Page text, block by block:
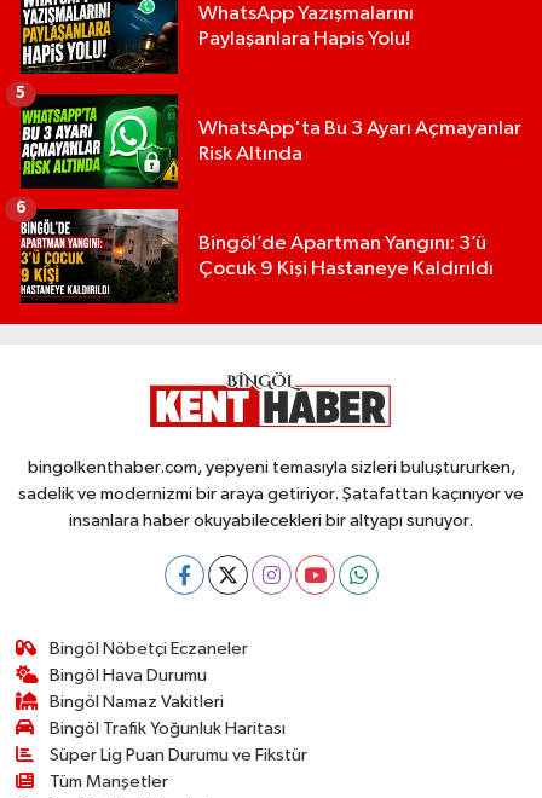
WhatsApp Yazışmalarını
Paylaşanlara Hapis Yolu!
WhatsApp'ta Bu 3 Ayarı Açmayanlar
Risk Altında
5
Bingöl’de Apartman Yangını: 3’ü
Çocuk 9 Kişi Hastaneye Kaldırıldı
6
bingolkenthaber.com, yepyeni temasıyla sizleri buluştururken,
sadelik ve modernizmi bir araya getiriyor. Şatafattan kaçınıyor ve
insanlara haber okuyabilecekleri bir altyapı sunuyor.
Bingöl Nöbetçi Eczaneler
Bingöl Hava Durumu
Bingöl Namaz Vakitleri
Bingöl Trafik Yoğunluk Haritası
Süper Lig Puan Durumu ve Fikstür
Tüm Manşetler